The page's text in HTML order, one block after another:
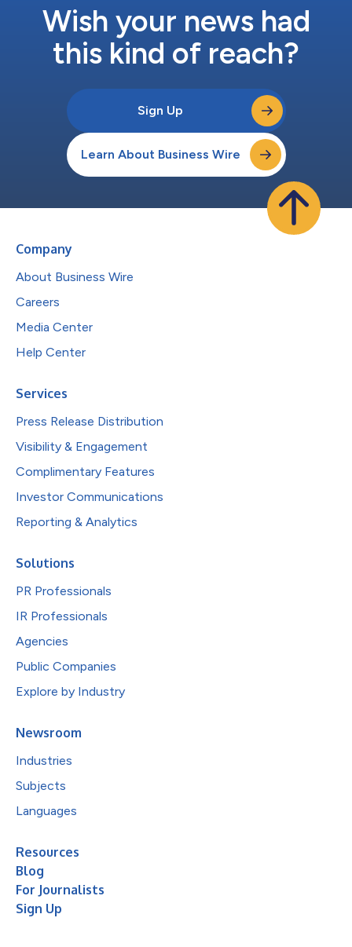
する過程に関与する分子）を標的とするモノクローナル抗体で
Wish your news had
this kind of reach?
Sign Up
Learn About Business Wire
Company
About Business Wire
Careers
Media Center
Help Center
Services
Press Release Distribution
Visibility & Engagement
Complimentary Features
Investor Communications
Reporting & Analytics
Solutions
PR Professionals
IR Professionals
Agencies
Public Companies
Explore by Industry
Newsroom
Industries
Subjects
Languages
Resources
Blog
For Journalists
Sign Up